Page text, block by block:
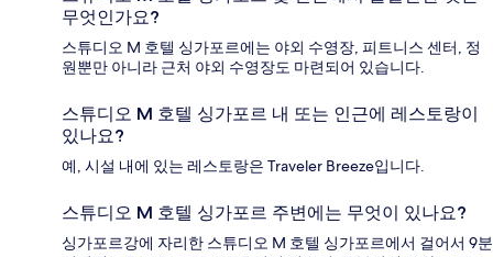
무엇인가요?
스튜디오 M 호텔 싱가포르에는 야외 수영장, 피트니스 센터, 정
원뿐만 아니라 근처 야외 수영장도 마련되어 있습니다.
스튜디오 M 호텔 싱가포르 내 또는 인근에 레스토랑이
있나요?
예, 시설 내에 있는 레스토랑은 Traveler Breeze입니다.
스튜디오 M 호텔 싱가포르 주변에는 무엇이 있나요?
싱가포르강에 자리한 스튜디오 M 호텔 싱가포르에서 걸어서 9분